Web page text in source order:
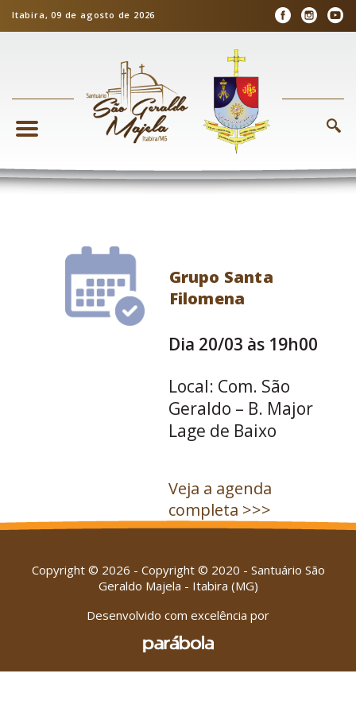
Itabira, 09 de agosto de 2026
Grupo Santa
Filomena
Dia 20/03 às 19h00
Local: Com. São
Geraldo – B. Major
Lage de Baixo
Veja a agenda
completa >>>
Copyright © 2026 - Copyright © 2020 - Santuário São
Geraldo Majela - Itabira (MG)
Desenvolvido com excelência por